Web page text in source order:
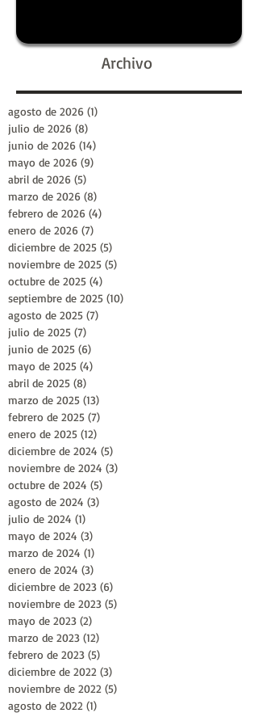
Archivo
agosto de 2026 (1)
julio de 2026 (8)
junio de 2026 (14)
mayo de 2026 (9)
abril de 2026 (5)
marzo de 2026 (8)
febrero de 2026 (4)
enero de 2026 (7)
diciembre de 2025 (5)
noviembre de 2025 (5)
octubre de 2025 (4)
septiembre de 2025 (10)
agosto de 2025 (7)
julio de 2025 (7)
junio de 2025 (6)
mayo de 2025 (4)
abril de 2025 (8)
marzo de 2025 (13)
febrero de 2025 (7)
enero de 2025 (12)
diciembre de 2024 (5)
noviembre de 2024 (3)
octubre de 2024 (5)
agosto de 2024 (3)
julio de 2024 (1)
mayo de 2024 (3)
marzo de 2024 (1)
enero de 2024 (3)
diciembre de 2023 (6)
noviembre de 2023 (5)
mayo de 2023 (2)
marzo de 2023 (12)
febrero de 2023 (5)
diciembre de 2022 (3)
noviembre de 2022 (5)
agosto de 2022 (1)